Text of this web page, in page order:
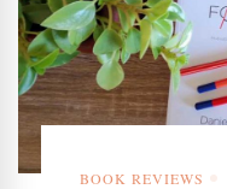
BOOK REVIEWS